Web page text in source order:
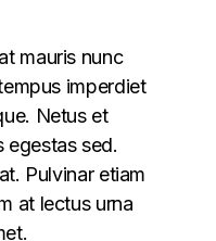
mauris nunc
imperdiet
Netus et
egestas sed.
Pulvinar etiam
at lectus urna